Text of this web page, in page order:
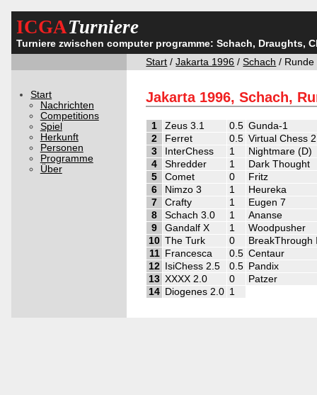
ICGATurniere
Turniere zwischen computer programme: Schach, Draughts,
Start /Jakarta 1996 /Schach / Runde
Start
Nachrichten
Competitions
Spiel
Herkunft
Personen
Programme
Über
Jakarta 1996, Schach,
1 Zeus 3.1 0.5 Gunda-1
2
Ferret 0.5 Virtual Chess 2
3
InterChess 1
Nightmare (D)
4
Shredder 1
Dark Thought
5
Comet 0
Fritz
6
Nimzo 3 1
Heureka
7
Crafty 1
Eugen 7
8
Schach 3.0 1
Ananse
9
Gandalf X 1
Woodpusher
10 The Turk 0
BreakThrough
11
Francesca 0.5 Centaur
12
IsiChess 2.5 0.5 Pandix
13 XXXX 2.0 0
Patzer
14 Diogenes 2.0 1